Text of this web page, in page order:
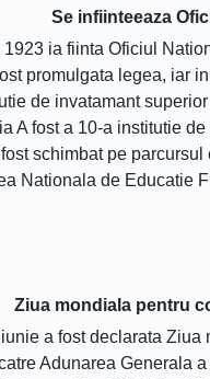
Se infiinteeaza
1923 ia fiinta Oficiul
promulgata legea, iar
de invatamant
A fost a 10-a institutie
schimbat pe
Nationala de Educatie
Ziua mondiala pentru
a fost declarata
Adunarea Generala